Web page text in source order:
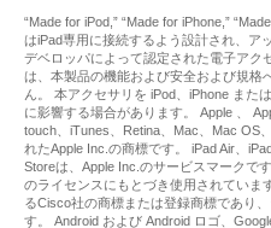
“Made for iPod,” “Made for iPhone,”
はiPad専用に接続するよう設計され、ア
デベロッパによって認定された電子アク
は、本製品の機能および安全および規格
ん。 本アクセサリを iPod、iPhone また
に影響する場合があります。 Apple 、
touch、iTunes、Retina、Mac、Mac OS
れたApple Inc.の商標です。 iPad Air、
Storeは、Apple Inc.のサービスマークで
のライセンスにもとづき使用されていま
るCisco社の商標または登録商標であり
す。 Android および Android ロゴ、